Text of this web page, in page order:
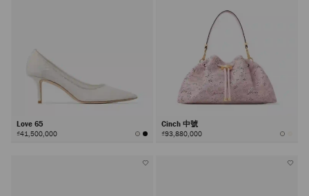
Love 65
₫41,500,000
Cinch 中號
₫93,880,000